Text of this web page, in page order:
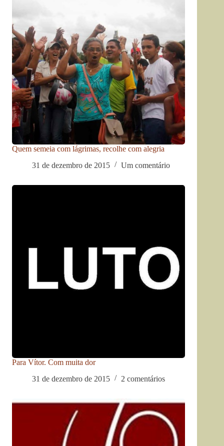
Quem semeia com lágrimas, recolhe com alegria
31 de dezembro de 2015
Um comentário
Para Vítor. Com muita dor
31 de dezembro de 2015
2 comentários